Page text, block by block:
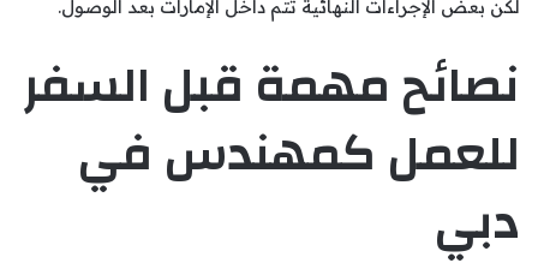
لكن بعض الإجراءات النهائية تتم داخل الإمارات بعد الوصول.
نصائح مهمة قبل السفر
للعمل كمهندس في
دبي